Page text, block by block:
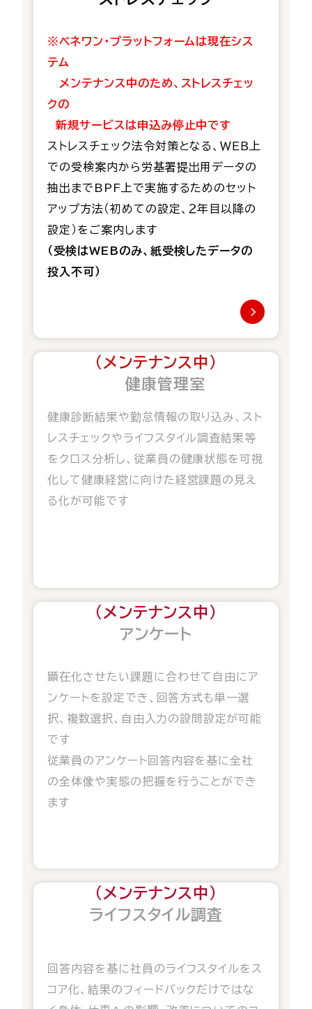
※ベネワン・プラットフォームは現在シス
テム
メンテナンス中のため、ストレスチェッ
クの
新規サービスは申込み停止中です
ストレスチェック法令対策となる、ＷＥＢ上
での受検案内から労基署提出用データの
抽出までBPF上で実施するためのセット
アップ方法（初めて の設定、２年目以降の
設定） をご案内します
（受検はWEBのみ、紙受検したデータの
投入不可）
（メンテナンス中）
健康管理室
健康診断結果や勤怠情報の取り込み、スト
レスチェックやライフスタイル調査結果等
をクロス分析し、従業員の健康状態を可視
化して健康経営に向けた経営課題の見え
る化が可能です
（メンテナンス中）
アンケート
顕在化させたい課題に合わせて自由にア
ンケートを設定でき、
回答方式も単一選
択、複数選択、自由入力の設問設定が可能
です
従業員のアンケート回答内容を基に全社
の全体像や実態の把握を行うことができ
ます
（メンテナンス中）
ライフスタイル調査
回答内容を基に社員のライフスタイルをス
コア化、結果のフィードバックだけではな